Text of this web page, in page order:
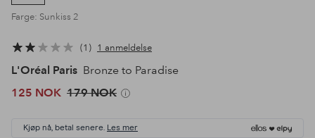
Farge: Sunkiss 2
1 1 anmeldelse
L'Oréal Paris Bronze to Paradise
125 NOK 179 NOK
Kjøp nå, betal senere. Les mer